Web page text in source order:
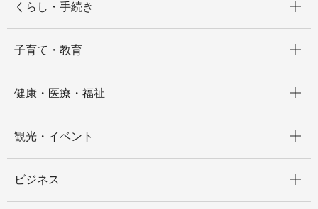
くらし・手続き
子育て・教育
健康・医療・福祉
観光・イベント
ビジネス